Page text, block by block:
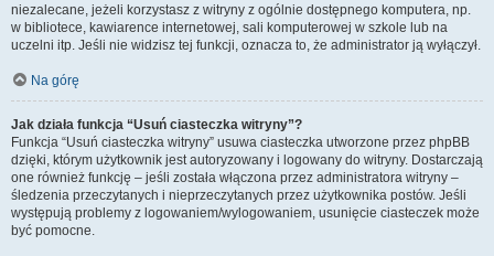
niezalecane, jeżeli korzystasz z witryny z ogólnie dostępnego komputera, np.
w bibliotece, kawiarence internetowej, sali komputerowej w szkole lub na
uczelni itp. Jeśli nie widzisz tej funkcji, oznacza to, że administrator ją wyłączył.
Na górę
Jak działa funkcja “Usuń ciasteczka witryny”?
Funkcja “Usuń ciasteczka witryny” usuwa ciasteczka utworzone przez phpBB
dzięki, którym użytkownik jest autoryzowany i logowany do witryny. Dostarczają
one również funkcję – jeśli została włączona przez administratora witryny –
śledzenia przeczytanych i nieprzeczytanych przez użytkownika postów. Jeśli
występują problemy z logowaniem/wylogowaniem, usunięcie ciasteczek może
być pomocne.